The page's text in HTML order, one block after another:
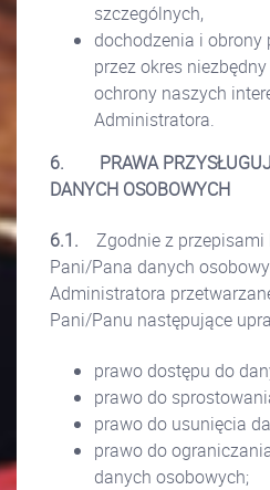
szczególnych,
dochodzenia i obrony
przez okres
ochrony naszych
Administratora.
6.
PRAWA
DANYCH OSOBOWYCH
6.1.
Zgodnie z przepisami
Pani/Pana danych
Administratora
Pani/Panu następujące
prawo dostępu do
prawo do
prawo do usunięcia
prawo do
danych osobowych;